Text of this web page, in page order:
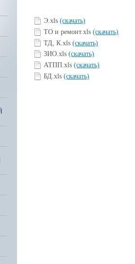
Э.xls (скачать)
ТО и ремонт.xls (скачать)
ТД, К.xls (скачать)
ЗИО.xls (скачать)
АТПП.xls (скачать)
БД.xls (скачать)